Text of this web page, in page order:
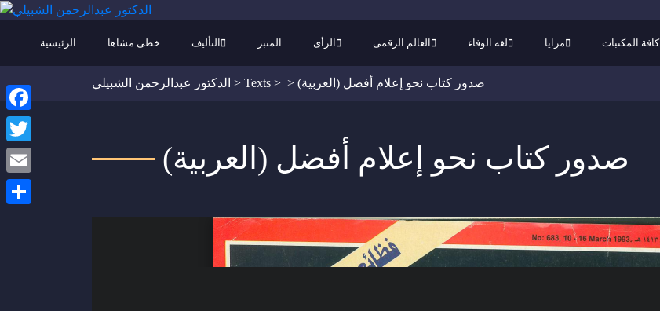
الرئيسية خطى مشاها التأليف المنبر الرأى العالم الرقمى لغه الوفاء مرايا كافة المكتبات
الدكتور عبدالرحمن الشبيلي > Texts > > (العربية) صدور كتاب نحو إعلام أفضل
(العربية) صدور كتاب نحو إعلام أفضل
Facebook
Twitter
Email